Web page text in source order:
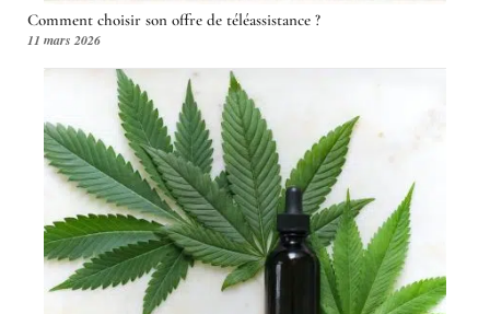
Comment choisir son offre de téléassistance ?
11 mars 2026